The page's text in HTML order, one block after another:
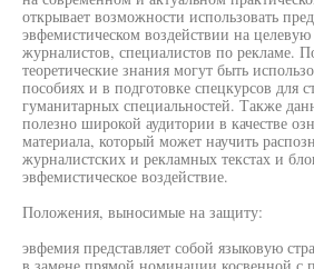
открывает возможности использовать
эвфемистическом воздействии на
журналистов, специалистов по рекламе.
теоретические знания могут быть
пособиях и в подготовке спецкурсов для
гуманитарных специальностей. Также
полезно широкой аудитории в качестве
материала, который может научить
журналистских и рекламных текстах и
эвфемистическое воздействие.
Положения, выносимые на защиту:
эвфемия представляет собой языковую